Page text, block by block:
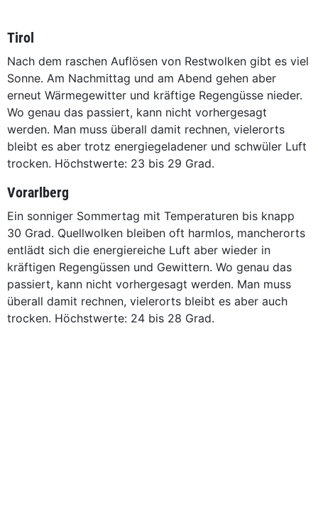
Tirol
Nach dem raschen Auflösen von Restwolken gibt es viel
Sonne. Am Nachmittag und am Abend gehen aber
erneut Wärmegewitter und kräftige Regengüsse nieder.
Wo genau das passiert, kann nicht vorhergesagt
werden. Man muss überall damit rechnen, vielerorts
bleibt es aber trotz energiegeladener und schwüler Luft
trocken. Höchstwerte: 23 bis 29 Grad.
Vorarlberg
Ein sonniger Sommertag mit Temperaturen bis knapp
30 Grad. Quellwolken bleiben oft harmlos, mancherorts
entlädt sich die energiereiche Luft aber wieder in
kräftigen Regengüssen und Gewittern. Wo genau das
passiert, kann nicht vorhergesagt werden. Man muss
überall damit rechnen, vielerorts bleibt es aber auch
trocken. Höchstwerte: 24 bis 28 Grad.